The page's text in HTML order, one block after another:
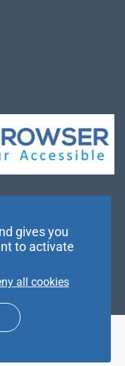
gives you
to activate
all cookies